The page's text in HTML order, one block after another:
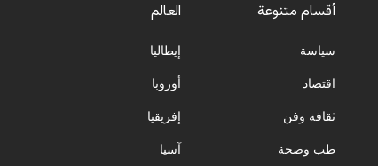
أقسام متنوعة
سياسة
اقتصاد
ثقافة وفن
طب وصحة
العالم
إيطاليا
أوروبا
إفريقيا
آسيا